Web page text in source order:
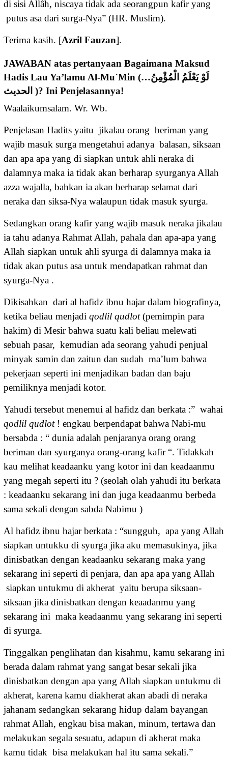
di sisi Allâh, niscaya tidak ada seorangpun kafir yang
putus asa dari surga-Nya” (HR. Muslim).
Terima kasih. [Azril Fauzan].
JAWABAN atas pertanyaan Bagaimana Maksud
Hadis Lau Ya’lamu Al-Mu`Min (لَوْ يَعْلَمُ الْمُؤْمِنُ…
الحديث )? Ini Penjelasannya!
Waalaikumsalam. Wr. Wb.
Penjelasan Hadits yaitu jikalau orang beriman yang
wajib masuk surga mengetahui adanya balasan, siksaan
dan apa apa yang di siapkan untuk ahli neraka di
dalamnya maka ia tidak akan berharap syurganya Allah
azza wajalla, bahkan ia akan berharap selamat dari
neraka dan siksa-Nya walaupun tidak masuk syurga.
Sedangkan orang kafir yang wajib masuk neraka jikalau
ia tahu adanya Rahmat Allah, pahala dan apa-apa yang
Allah siapkan untuk ahli syurga di dalamnya maka ia
tidak akan putus asa untuk mendapatkan rahmat dan
syurga-Nya .
Dikisahkan dari al hafidz ibnu hajar dalam biografinya,
ketika beliau menjadi qodlil qudlot(pemimpin para
hakim) di Mesir bahwa suatu kali beliau melewati
sebuah pasar, kemudian ada seorang yahudi penjual
minyak samin dan zaitun dan sudah ma’lum bahwa
pekerjaan seperti ini menjadikan badan dan baju
pemiliknya menjadi kotor.
Yahudi tersebut menemui al hafidz dan berkata :” wahai
qodlil qudlot! engkau berpendapat bahwa Nabi-mu
bersabda : “ dunia adalah penjaranya orang orang
beriman dan syurganya orang-orang kafir “. Tidakkah
kau melihat keadaanku yang kotor ini dan keadaanmu
yang megah seperti itu ? (seolah olah yahudi itu berkata
: keadaanku sekarang ini dan juga keadaanmu berbeda
sama sekali dengan sabda Nabimu )
Al hafidz ibnu hajar berkata : “sungguh, apa yang Allah
siapkan untukku di syurga jika aku memasukinya, jika
dinisbatkan dengan keadaanku sekarang maka yang
sekarang ini seperti di penjara, dan apa apa yang Allah
siapkan untukmu di akherat yaitu berupa siksaan-
siksaan jika dinisbatkan dengan keaadanmu yang
sekarang ini maka keadaanmu yang sekarang ini seperti
di syurga.
Tinggalkan penglihatan dan kisahmu, kamu sekarang ini
berada dalam rahmat yang sangat besar sekali jika
dinisbatkan dengan apa yang Allah siapkan untukmu di
akherat, karena kamu diakherat akan abadi di neraka
jahanam sedangkan sekarang hidup dalam bayangan
rahmat Allah, engkau bisa makan, minum, tertawa dan
melakukan segala sesuatu, adapun di akherat maka
kamu tidak bisa melakukan hal itu sama sekali.”